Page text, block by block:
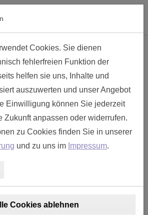
Komplett-
TT118UD-SD7
Cookies. Sie dienen
fehlerfreien Funktion der
helfen sie uns, Inhalte und
auszuwerten und unser Angebot
Einwilligung können Sie jederzeit
Zukunft anpassen oder widerrufen.
zu Cookies finden Sie in unserer
und zu uns im Impressum.
Cookies ablehnen